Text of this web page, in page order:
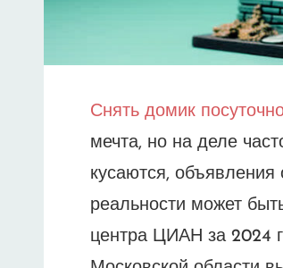
Снять домик
мечта, но на деле
кусаются,
реальности может
центра ЦИАН за 2024